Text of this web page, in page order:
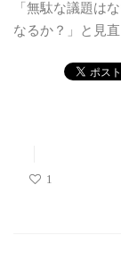
「無駄な議題は
なるか？」と見
1